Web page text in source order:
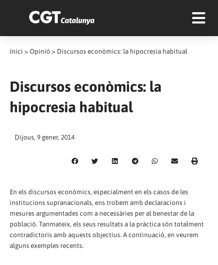
Inici > Opinió > Discursos econòmics: la hipocresia habitual
Discursos econòmics: la
hipocresia habitual
Dijous, 9 gener, 2014
En els discursos econòmics, especialment en els casos de les
institucions supranacionals, ens trobem amb declaracions i
mesures argumentades com a necessàries per al benestar de la
població. Tanmateix, els seus resultats a la pràctica són totalment
contradictoris amb aquests objectius. A continuació, en veurem
alguns exemples recents.